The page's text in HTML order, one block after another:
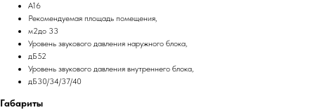
A16
Рекомендуемая площадь помещения,
м2до 33
Уровень звукового давления наружного блока,
дБ52
Уровень звукового давления внутреннего блока,
дБ30/34/37/40
Габариты